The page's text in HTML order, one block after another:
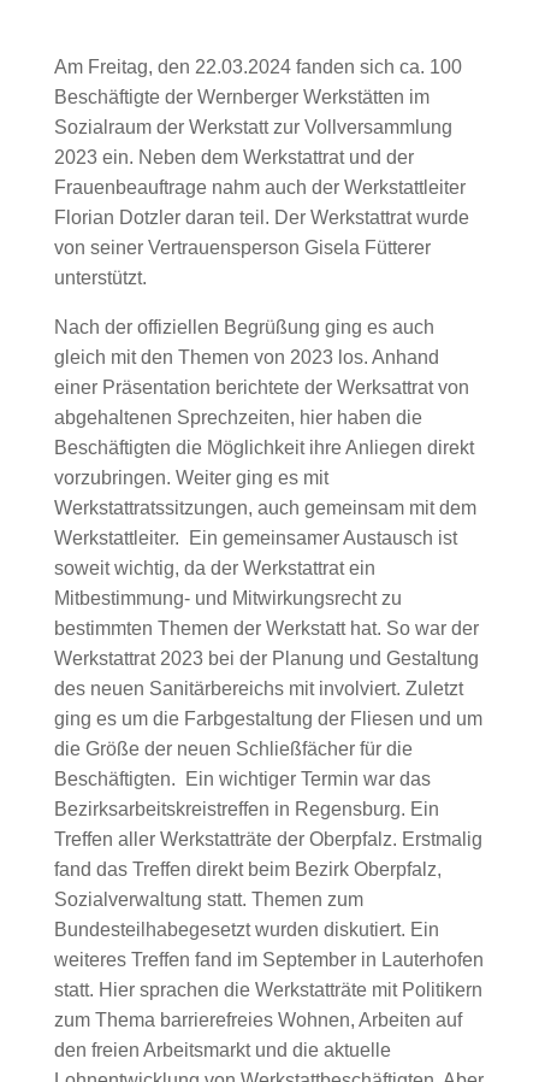
Am Freitag, den 22.03.2024 fanden sich ca. 100
Beschäftigte der Wernberger Werkstätten im
Sozialraum der Werkstatt zur Vollversammlung
2023 ein. Neben dem Werkstattrat und der
Frauenbeauftrage nahm auch der Werkstattleiter
Florian Dotzler daran teil. Der Werkstattrat wurde
von seiner Vertrauensperson Gisela Fütterer
unterstützt.
Nach der offiziellen Begrüßung ging es auch
gleich mit den Themen von 2023 los. Anhand
einer Präsentation berichtete der Werksattrat von
abgehaltenen Sprechzeiten, hier haben die
Beschäftigten die Möglichkeit ihre Anliegen direkt
vorzubringen. Weiter ging es mit
Werkstattratssitzungen, auch gemeinsam mit dem
Werkstattleiter. Ein gemeinsamer Austausch ist
soweit wichtig, da der Werkstattrat ein
Mitbestimmung- und Mitwirkungsrecht zu
bestimmten Themen der Werkstatt hat. So war der
Werkstattrat 2023 bei der Planung und Gestaltung
des neuen Sanitärbereichs mit involviert. Zuletzt
ging es um die Farbgestaltung der Fliesen und um
die Größe der neuen Schließfächer für die
Beschäftigten. Ein wichtiger Termin war das
Bezirksarbeitskreistreffen in Regensburg. Ein
Treffen aller Werkstatträte der Oberpfalz. Erstmalig
fand das Treffen direkt beim Bezirk Oberpfalz,
Sozialverwaltung statt. Themen zum
Bundesteilhabegesetzt wurden diskutiert. Ein
weiteres Treffen fand im September in Lauterhofen
statt. Hier sprachen die Werkstatträte mit Politikern
zum Thema barrierefreies Wohnen, Arbeiten auf
den freien Arbeitsmarkt und die aktuelle